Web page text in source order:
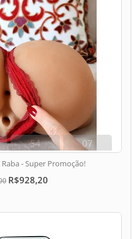
54
min
06
seg
- Super Promoção!
R$928,20